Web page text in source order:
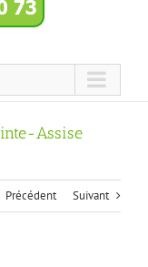
Précédent Suivant